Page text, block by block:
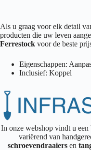
Als u graag voor elk detail
producten die uw leven
Ferrestock voor de beste
Eigenschappen:
Inclusief: Koppel
In onze webshop vindt u een
variërend van
schroevendraaiersen